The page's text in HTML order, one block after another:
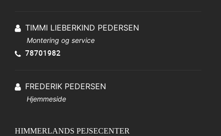
TIMMI LIEBERKIND PEDERSEN
Montering og service
78701982
FREDERIK PEDERSEN
Hjemmeside
HIMMERLANDS PEJSECENTER